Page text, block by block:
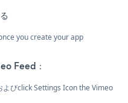
you create your app
Feed：
びclick Settings Iconthe Vimeo